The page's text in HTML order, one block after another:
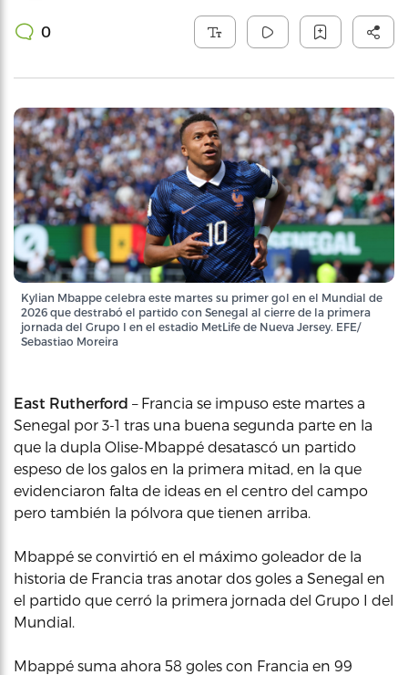
0
Kylian Mbappe celebra este martes su primer gol en el Mundial de
2026 que destrabó el partido con Senegal al cierre de la primera
jornada del Grupo I en el estadio MetLife de Nueva Jersey. EFE/
Sebastiao Moreira
East Rutherford – Francia se impuso este martes a
Senegal por 3-1 tras una buena segunda parte en la
que la dupla Olise-Mbappé desatascó un partido
espeso de los galos en la primera mitad, en la que
evidenciaron falta de ideas en el centro del campo
pero también la pólvora que tienen arriba.
Mbappé se convirtió en el máximo goleador de la
historia de Francia tras anotar dos goles a Senegal en
el partido que cerró la primera jornada del Grupo I del
Mundial.
Mbappé suma ahora 58 goles con Francia en 99